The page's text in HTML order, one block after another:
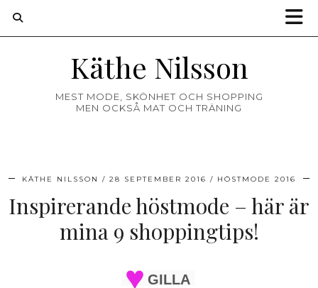
Käthe Nilsson
MEST MODE, SKÖNHET OCH SHOPPING
MEN OCKSÅ MAT OCH TRÄNING
KÄTHE NILSSON 28 SEPTEMBER 2016 HÖSTMODE 2016
Inspirerande höstmode – här är
mina 9 shoppingtips!
GILLA